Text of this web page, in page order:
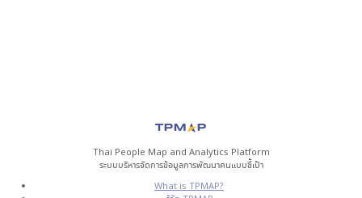
Thai People Map and Analytics Platform
ระบบบริหารจัดการข้อมูลการพัฒนาคนแบบชี้เป้า
What is TPMAP?